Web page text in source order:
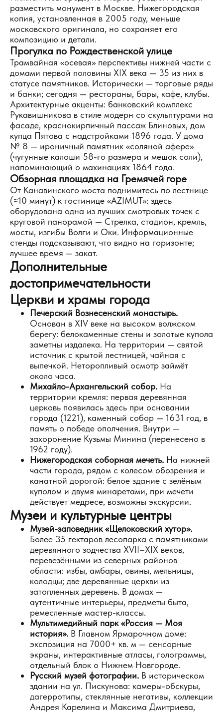
разместить монумент в Москве. Нижегородская
копия, установленная в 2005 году, меньше
московского оригинала, но сохраняет его
композицию и детали.
Прогулка по Рождественской улице
Трамвайная «осевая» перспективы нижней части с
домами первой половины XIX века — 35 из них в
статусе памятников. Исторически — торговые ряды
и банки; сегодня — рестораны, бары, кафе, клубы.
Архитектурные акценты: банковский комплекс
Рукавишникова в стиле модерн со скульптурами на
фасаде, краснокирпичный пассаж Блиновых, дом
купца Пятова с надстройками 1896 года. У дома
№ 8 — ироничный памятник «соляной афере»
(чугунные калоши 58-го размера и мешок соли),
напоминающий о махинациях 1864 года.
Обзорная площадка на Гремячей горе
От Канавинского моста поднимитесь по лестнице
(≈10 минут) к гостинице «AZIMUT»: здесь
оборудована одна из лучших смотровых точек с
круговой панорамой — Стрелка, стадион, кремль,
мосты, изгибы Волги и Оки. Информационные
стенды подсказывают, что видно на горизонте;
лучшее время — закат.
Дополнительные
достопримечательности
Церкви и храмы города
Печерский Вознесенский монастырь.
Основан в XIV веке на высоком волжском
берегу: белокаменные стены и золотые купола
заметны издалека. На территории — святой
источник с крытой лестницей, чайная с
выпечкой. Неторопливый осмотр займёт
около часа.
Михайло-Архангельский собор. На
территории кремля: первая деревянная
церковь появилась здесь при основании
города (1221), каменный собор — 1631 год, в
память о победе ополчения. Внутри —
захоронение Кузьмы Минина (перенесено в
1962 году).
Нижегородская соборная мечеть. На нижней
части города, рядом с колесом обозрения и
канатной дорогой: белое здание с зелёным
куполом и двумя минаретами, при мечети
действует медресе, возможны экскурсии.
Музеи и культурные центры
Музей-заповедник «Щелоковский хутор».
Более 35 гектаров лесопарка с памятниками
деревянного зодчества XVII–XIX веков,
перевезёнными из северных районов
области: избы, амбары, овины, мельницы,
колодцы; две деревянные церкви из
затопленных деревень. В домах —
аутентичные интерьеры, предметы быта,
ремесленные мастер-классы.
Мультимедийный парк «Россия — Моя
история». В Главном Ярмарочном доме:
экспозиция на 7000+ кв. м — сенсорные
экраны, интерактивные атласы, голограммы,
отдельный блок о Нижнем Новгороде.
Русский музей фотографии. В историческом
здании на ул. Пискунова: камеры-обскуры,
дагерротипы, стеклянные негативы, коллекции
Андрея Карелина и Максима Дмитриева,